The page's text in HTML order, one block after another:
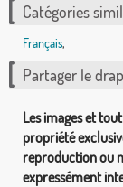
Catégories
Français,
Partager le
Les images et
propriété
reproduction ou
expressément